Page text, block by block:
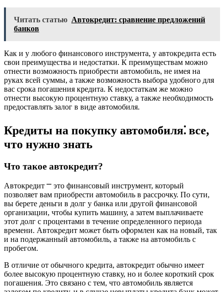
Читать статью Автокредит: сравнение предложений
банков
Как и у любого финансового инструмента, у автокредита есть
свои преимущества и недостатки. К преимуществам можно
отнести возможность приобрести автомобиль, не имея на
руках всей суммы, а также возможность выбора удобного для
вас срока погашения кредита. К недостаткам же можно
отнести высокую процентную ставку, а также необходимость
предоставлять залог в виде автомобиля.
Кредиты на покупку автомобиля⁚ все,
что нужно знать
Что такое автокредит?
Автокредит ⎻ это финансовый инструмент, который
позволяет вам приобрести автомобиль в рассрочку. По сути,
вы берете деньги в долг у банка или другой финансовой
организации, чтобы купить машину, а затем выплачиваете
этот долг с процентами в течение определенного периода
времени. Автокредит может быть оформлен как на новый, так
и на подержанный автомобиль, а также на автомобиль с
пробегом.
В отличие от обычного кредита, автокредит обычно имеет
более высокую процентную ставку, но и более короткий срок
погашения. Это связано с тем, что автомобиль является